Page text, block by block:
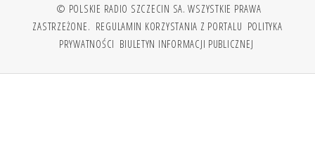
© POLSKIE RADIO SZCZECIN SA. WSZYSTKIE PRAWA
ZASTRZEŻONE. REGULAMIN KORZYSTANIA Z PORTALU POLITYKA
PRYWATNOŚCI BIULETYN INFORMACJI PUBLICZNEJ